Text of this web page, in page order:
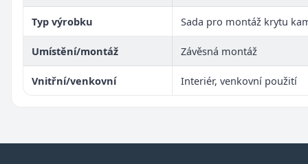
Typ výrobku Sada pro montáž krytu
Umístění/montáž Závěsná montáž
Vnitřní/venkovní Interiér, venkovní použití